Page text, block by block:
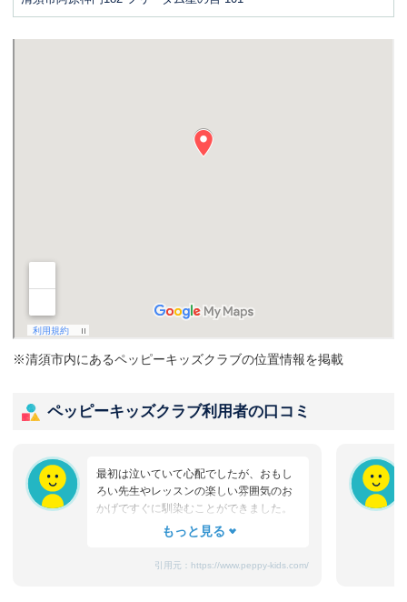
※清須市内にあるペッピーキッズクラブの位置情報を掲載
ペッピーキッズクラブ利用者の口コミ
最初は泣いていて心配でしたが、おもし
ろい先生やレッスンの楽しい雰囲気のお
かげですぐに馴染むことができました。
たまにママと離れるときに嫌がることも
れ、お迎えのときはいつも笑顔です。
引用元： https://www.peppy-kids.com/